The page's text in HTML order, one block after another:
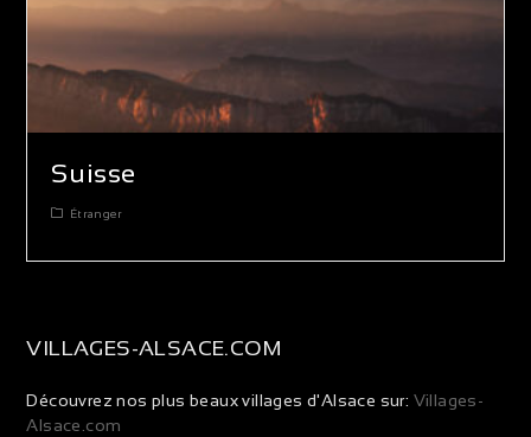
Suisse
Étranger
VILLAGES-ALSACE.COM
Découvrez nos plus beaux villages d'Alsace sur: Villages-
Alsace.com